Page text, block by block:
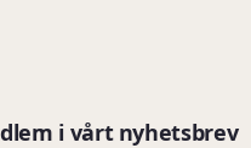
i vårt nyhetsbrev